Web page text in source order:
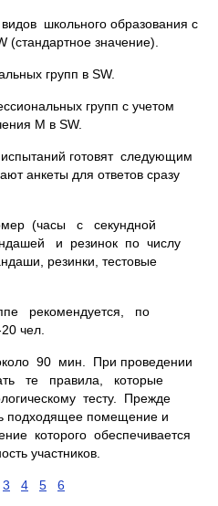
школьного образования с
(стандартное значение).
групп в SW.
групп с учетом
М в SW.
готовят следующим
анкеты для ответов сразу
(часы с секундной
и резинок по числу
резинки, тестовые
рекомендуется, по
чел.
90 мин. При проведении
те правила, которые
тесту. Прежде
подходящее помещение и
которого обеспечивается
участников.
3 4 5 6